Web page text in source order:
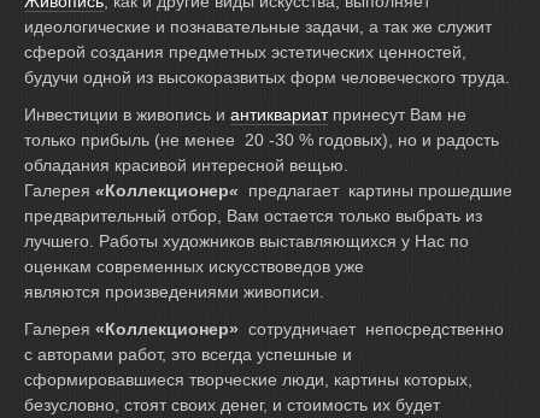
идеологические и познавательные задачи, а так же служит
сферой создания предметных эстетических ценностей,
будучи одной из высокоразвитых форм человеческого труда.
Инвестиции в живопись и антиквариатпринесут Вам не
только прибыль (не менее 20 -30 % годовых), но и радость
обладания красивой интересной вещью.
Галерея «Коллекционер« предлагает картины прошедшие
предварительный отбор, Вам остается только выбрать из
лучшего. Работы художников выставляющихся у Нас по
оценкам современных искусствоведов уже
являются произведениями живописи.
Галерея «Коллекционер» сотрудничает непосредственно
с авторами работ, это всегда успешные и
сформировавшиеся творческие люди, картины которых,
безусловно, стоят своих денег, и стоимость их будет